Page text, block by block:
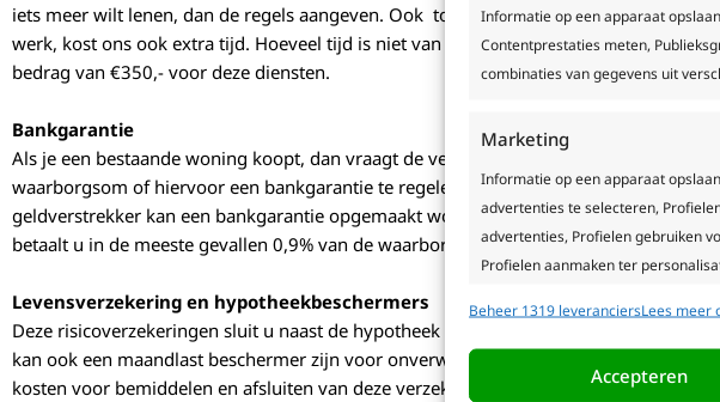
Informatie op een apparaat
Contentprestaties meten,
combinaties van gegevens uit
Marketing
Informatie op een apparaat
advertenties te selecteren,
advertenties, Profielen gebruiken
Profielen aanmaken ter
gebruiken om content te selecteren.
Toepassingen
Beheer 1319 leveranciersLees meer
Accepteren
iets meer wilt lenen, dan de regels aangeven. Ook toelichting op de complexiteit
werk, kost ons ook extra tijd. Hoeveel tijd is niet van tevoren te vertellen, maar u
bedrag van €350,- voor deze diensten.
Bankgarantie
Als je een bestaande woning koopt, dan vraagt de verkoper vaak om 10% van de
waarborgsom of hiervoor een bankgarantie te regelen. Gelijk met of na het tekenen
geldverstrekker kan een bankgarantie opgemaakt worden. Als u wilt dat ik
betaalt u in de meeste gevallen 0,9% van de waarborgsom die in de
Levensverzekering en hypotheekbeschermers
Deze risicoverzekeringen sluit u naast de hypotheek af om bijvoorbeeld uw partner of
kan ook een maandlast beschermer zijn voor onverwachte gebeurtenissen, zoals
kosten voor bemiddelen en afsluiten van deze verzekeringen kost €150,- per product.